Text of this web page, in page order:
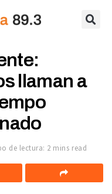
llaman a
de lectura: 2 mins read